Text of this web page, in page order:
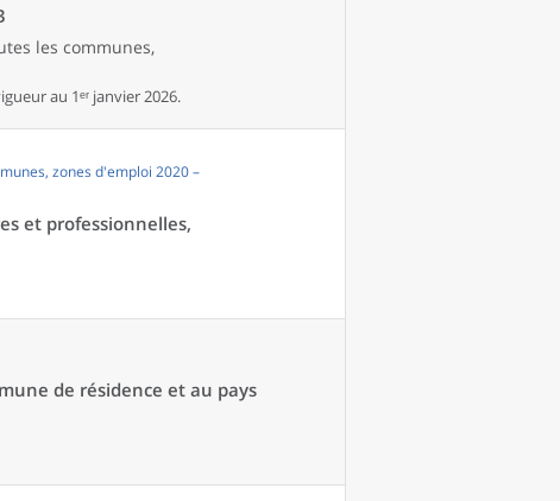
les communes,
au 1ᵉʳ janvier 2026.
zones d'emploi 2020 –
et professionnelles,
de résidence et au pays